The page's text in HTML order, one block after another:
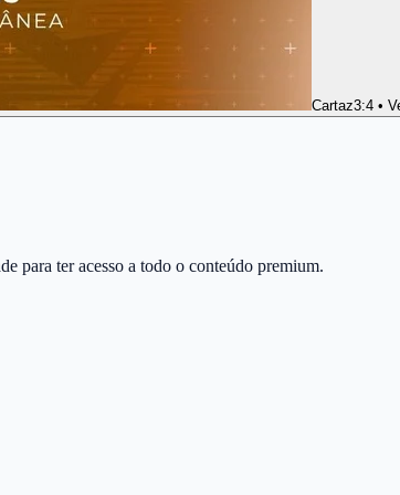
Cartaz3:4 •
para ter acesso a todo o conteúdo premium.